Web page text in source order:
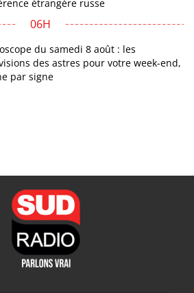
étrangère russe
06H
du samedi 8 août : les
des astres pour votre week-end,
par signe